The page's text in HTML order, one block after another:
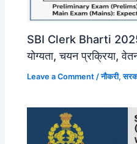
SBI Clerk Bharti
योग्यता, चयन प्रक्रिया,
Leave a Comment /नौकरी,